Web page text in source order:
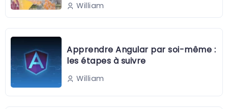
William
Apprendre Angular par soi-même :
les étapes à suivre
William